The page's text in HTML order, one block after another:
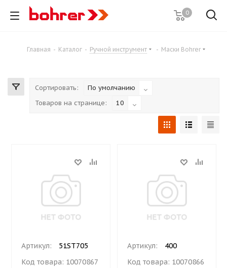
0
Главная - Каталог - Ручной инструмент - Маски Bohrer
Сортировать:
По умолчанию
Товаров на странице:
10
Артикул:
51ST705
Код товара: 10070867
Артикул:
400
Код товара: 10070866